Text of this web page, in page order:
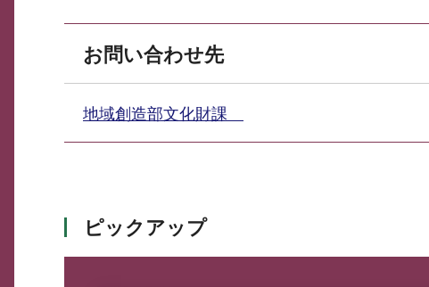
お問い合わせ先
地域創造部文化財課
ピックアップ